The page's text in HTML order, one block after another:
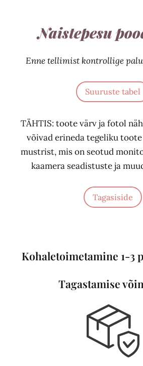
Naistepesu
Enne tellimist kontrollige
Suuruste tabel
TÄHTIS: toote värv ja fotol
võivad erineda tegeliku
mustrist, mis on seotud
kaamera seadistuste ja
Tagasiside
Kohaletoimetamine 1-3
Tagastamise